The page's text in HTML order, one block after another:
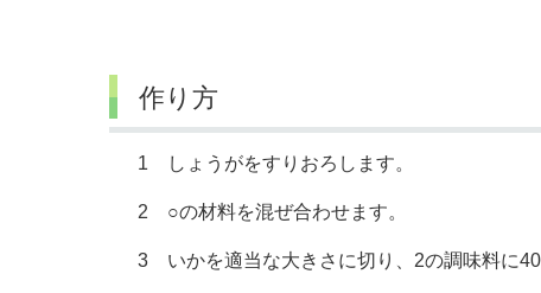
作り方
1 しょうがをすりおろします。
2 ○の材料を混ぜ合わせます。
3 いかを適当な大きさに切り、2の調味料に40